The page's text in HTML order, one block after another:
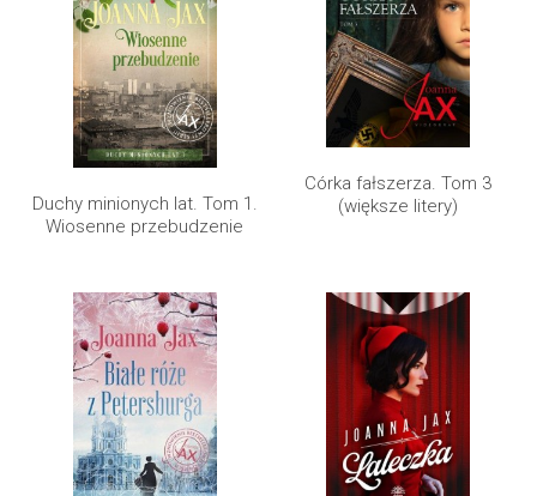
Duchy minionych lat. Tom 1.
Wiosenne przebudzenie
Córka fałszerza. Tom 3
(większe litery)